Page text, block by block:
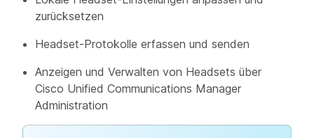
zurücksetzen
Headset-Protokolle erfassen und senden
Anzeigen und Verwalten von Headsets über
Cisco Unified Communications Manager
Administration